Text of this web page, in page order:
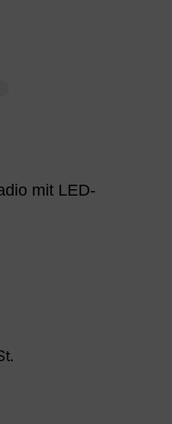
mit LED-